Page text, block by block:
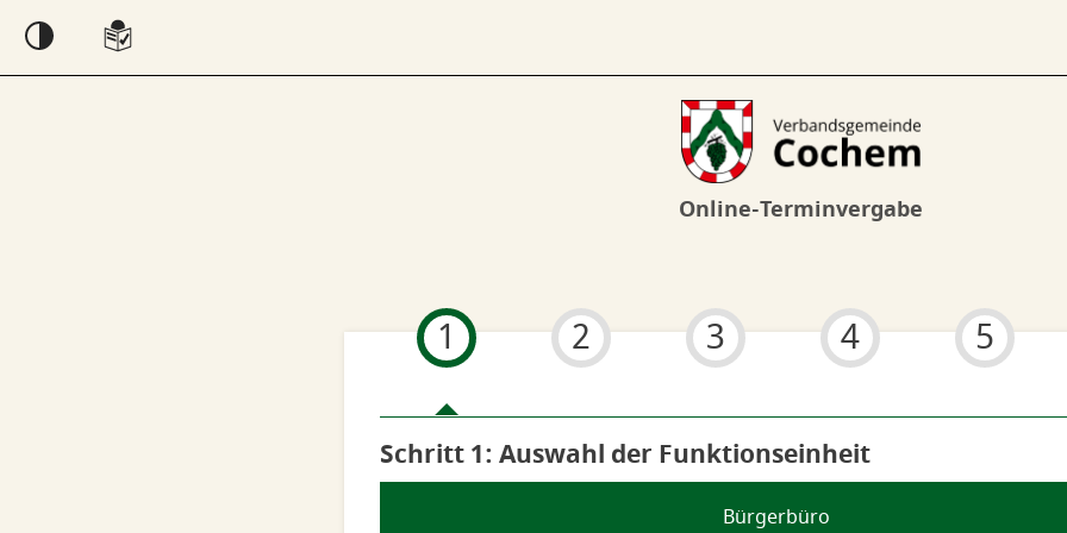
Online-Terminvergabe
1 2 3 4 5
Schritt 1von 6
: Auswahl der Funktionseinheit
Bürgerbüro